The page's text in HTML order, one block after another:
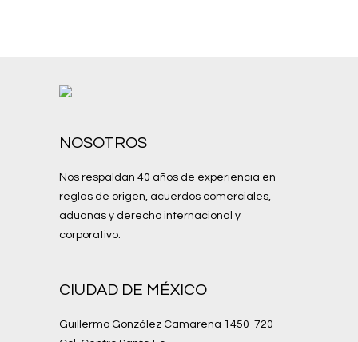
NOSOTROS
Nos respaldan 40 años de experiencia en
reglas de origen, acuerdos comerciales,
aduanas y derecho internacional y
corporativo.
CIUDAD DE MÉXICO
Guillermo González Camarena 1450-720